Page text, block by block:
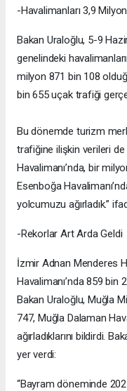
-Havalimanları 3,9
Bakan Uraloğlu, 5-9
genelindeki
milyon 871 bin 108
bin 655 uçak trafiği
Bu dönemde turizm
trafiğine ilişkin verileri
Havalimanı’nda, bir
Esenboğa
yolcumuzu ağırladık.”
-Rekorlar Art Arda Geldi
İzmir Adnan Menderes
Havalimanı’nda 859
Bakan Uraloğlu, Muğla
747, Muğla Dalaman
ağırladıklarını bildirdi.
yer verdi:
“Bayram döneminde